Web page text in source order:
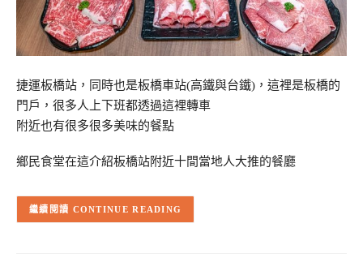
捷運板橋站，同時也是板橋車站(高鐵與台鐵)，這裡是板橋的
門戶，很多人上下班都透過這裡轉車
附近也有很多很多美味的餐點
鄉民食堂在這介紹板橋站附近十間當地人大推的餐廳
CONTINUE READING